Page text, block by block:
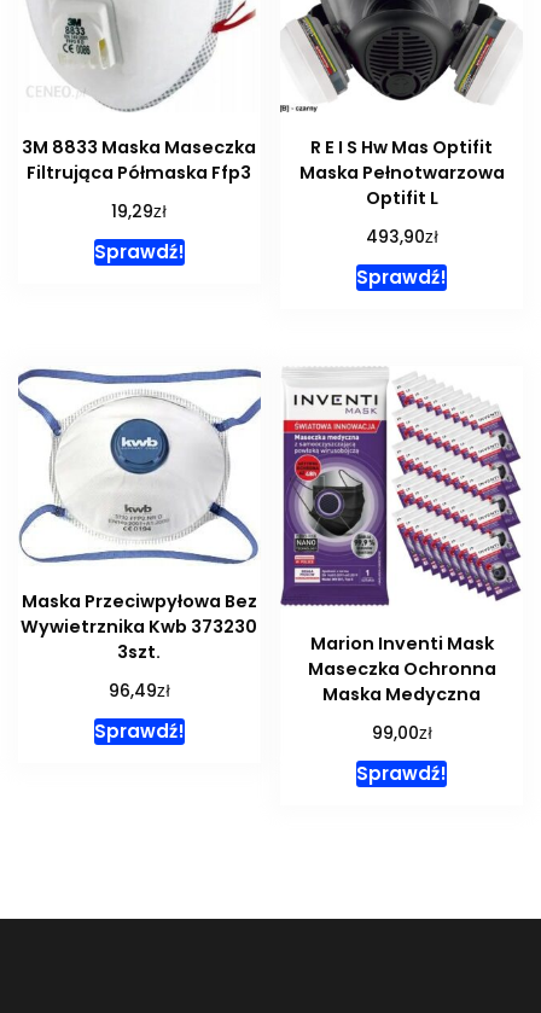
3M 8833 Maska Maseczka
Filtrująca Półmaska Ffp3
19,29zł
Sprawdź!
R E I S Hw Mas Optifit
Maska Pełnotwarzowa
Optifit L
493,90zł
Sprawdź!
Maska Przeciwpyłowa Bez
Wywietrznika Kwb 373230
3szt.
96,49zł
Sprawdź!
Marion Inventi Mask
Maseczka Ochronna
Maska Medyczna
99,00zł
Sprawdź!